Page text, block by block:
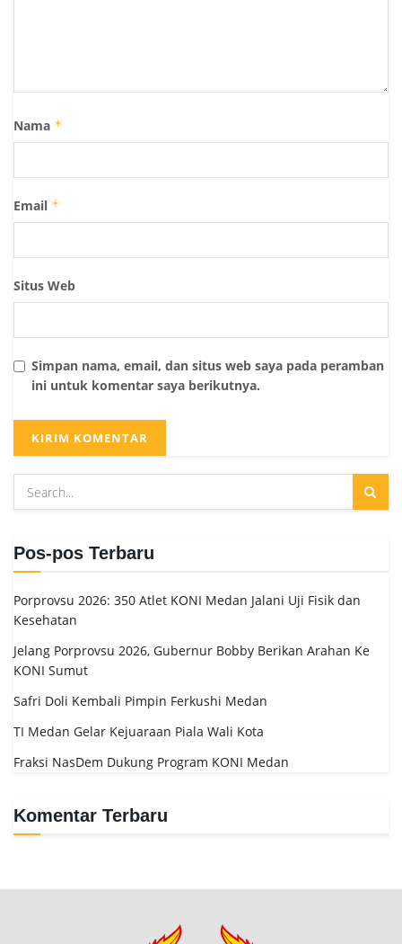
Nama *
Email *
Situs Web
Simpan nama, email, dan situs web saya pada peramban
ini untuk komentar saya berikutnya.
Pos-pos Terbaru
Porprovsu 2026: 350 Atlet KONI Medan Jalani Uji Fisik dan
Kesehatan
Jelang Porprovsu 2026, Gubernur Bobby Berikan Arahan Ke
KONI Sumut
Safri Doli Kembali Pimpin Ferkushi Medan
TI Medan Gelar Kejuaraan Piala Wali Kota
Fraksi NasDem Dukung Program KONI Medan
Komentar Terbaru